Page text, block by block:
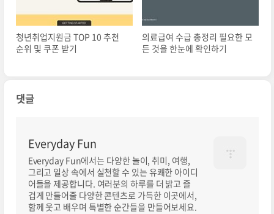
청년취업지원금 TOP 10 추천
순위 및 쿠폰 받기
의료급여 수급 총정리 필요한 모
든 것을 한눈에 확인하기
댓글
Everyday Fun
Everyday Fun에서는 다양한 놀이, 취미, 여행,
그리고 일상 속에서 실천할 수 있는 유쾌한 아이디
어들을 제공합니다. 여러분의 하루를 더 밝고 즐
겁게 만들어줄 다양한 콘텐츠로 가득한 이곳에서,
함께 웃고 배우며 특별한 순간들을 만들어보세요.